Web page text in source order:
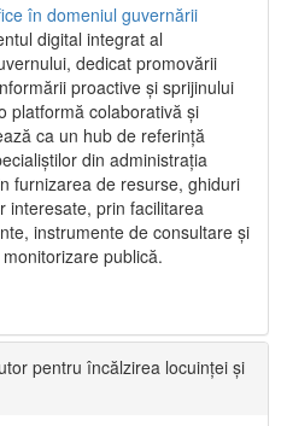
în domeniul guvernării
digital integrat al
dedicat promovării
proactive și sprijinului
platformă colaborativă și
ca un hub de referință
din administrația
furnizarea de resurse, ghiduri
interesate, prin facilitarea
instrumente de consultare și
publică.
pentru încălzirea locuinței și